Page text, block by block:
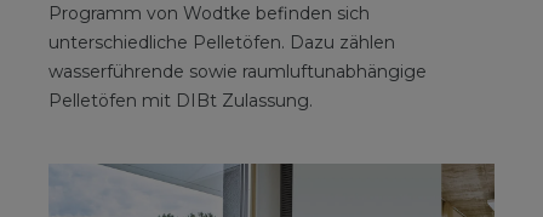
Programm von Wodtke befinden sich
unterschiedliche Pelletöfen. Dazu zählen
wasserführende sowie raumluftunabhängige
Pelletöfen mit DIBt Zulassung.